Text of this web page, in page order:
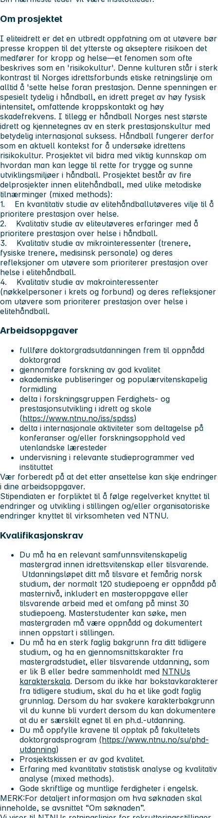
Om prosjektet
I eliteidrett er det en utbredt oppfatning om at utøvere bør
presse kroppen til det ytterste og akseptere risikoen det
medfører for kropp og helse—et fenomen som ofte
beskrives som en 'risikokultur'. Denne kulturen står i sterk
kontrast til Norges idrettsforbunds etiske retningslinje om
alltid å 'sette helse foran prestasjon. Denne spenningen er
spesielt tydelig i håndball, en idrett preget av høy fysisk
intensitet, omfattende kroppskontakt og høy
skadefrekvens. I tillegg er håndball Norges nest største
idrett og kjennetegnes av en sterk prestasjonskultur med
betydelig internasjonal suksess. Håndball fungerer derfor
som en aktuell kontekst for å undersøke idrettens
risikokultur. Prosjektet vil bidra med viktig kunnskap om
hvordan man kan legge til rette for trygge og sunne
utviklingsmiljøer i håndball. Prosjektet består av fire
delprosjekter innen elitehåndball, med ulike metodiske
tilnærminger (mixed methods):
1. En kvantitativ studie av elitehåndballutøveres vilje til å
prioritere prestasjon over helse.
2. Kvalitativ studie av eliteutøveres erfaringer med å
prioritere prestasjon over helse i håndball.
3. Kvalitativ studie av mikrointeressenter (trenere,
fysiske trenere, medisinsk personale) og deres
refleksjoner om utøvere som prioriterer prestasjon over
helse i elitehåndball.
4. Kvalitativ studie av makrointeressenter
(nøkkelpersoner i krets og forbund) og deres refleksjoner
om utøvere som prioriterer prestasjon over helse i
elitehåndball.
Arbeidsoppgaver
fullføre doktorgradsutdanningen frem til oppnådd
doktorgrad
gjennomføre forskning av god kvalitet
akademiske publiseringer og populærvitenskapelig
formidling
delta i forskningsgruppen Ferdighets- og
prestasjonsutvikling i idrett og skole
(https://www.ntnu.no/iss/spdss)
delta i internasjonale aktiviteter som deltagelse på
konferanser og/eller forskningsopphold ved
utenlandske læresteder
undervisning i relevante studieprogrammer ved
instituttet
Vær forberedt på at det etter ansettelse kan skje endringer
i dine arbeidsoppgaver.
Stipendiaten er forpliktet til å følge regelverket knyttet til
endringer og utvikling i stillingen og/eller organisatoriske
endringer knyttet til virksomheten ved NTNU.
Kvalifikasjonskrav
Du må ha en relevant samfunnsvitenskapelig
mastergrad innen idrettsvitenskap eller tilsvarende.
Utdanningsløpet ditt må tilsvare et femårig norsk
studium, der normalt 120 studiepoeng er oppnådd på
masternivå, inkludert en masteroppgave eller
tilsvarende arbeid med et omfang på minst 30
studiepoeng. Masterstudenter kan søke, men
mastergraden må være oppnådd og dokumentert
innen oppstart i stillingen.
Du må ha en sterk faglig bakgrunn fra ditt tidligere
studium, og ha en gjennomsnittskarakter fra
mastergradstudiet, eller tilsvarende utdanning, som
er lik B eller bedre sammenholdt med NTNUs
karakterskala. Dersom du ikke har bokstavkarakterer
fra tidligere studium, skal du ha et like godt faglig
grunnlag. Dersom du har svakere karakterbakgrunn
vil du kunne bli vurdert dersom du kan dokumentere
at du er særskilt egnet til en ph.d.-utdanning.
Du må oppfylle kravene til opptak på fakultetets
doktorgradsprogram (https://www.ntnu.no/su/phd-
utdanning)
Prosjektskissen er av god kvalitet.
Erfaring med kvantitativ statistisk analyse og kvalitativ
analyse (mixed methods).
Gode skriftlige og muntlige ferdigheter i engelsk.
MERK:For detaljert informasjon om hva søknaden skal
inneholde, se avsnittet “Om søknaden”.